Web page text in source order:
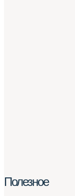
Полезное